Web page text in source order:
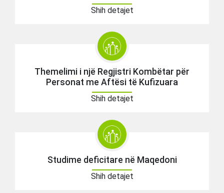
Shih detajet
Themelimi i një Regjistri Kombëtar për
Personat me Aftësi të Kufizuara
Shih detajet
Studime deficitare në Maqedoni
Shih detajet